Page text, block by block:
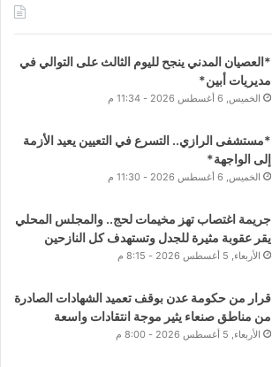
*العصيان المدني ينجح لليوم الثالث على التوالي في
مديريات أبين*
الخميس, 6 أغسطس 2026 - 11:34 م
*مستشفى الرازي.. التسرع في التعيين يعيد الأزمة
إلى الواجهة*
الخميس, 6 أغسطس 2026 - 11:30 م
جريمة اغتصاب تهز مخيمات لحج.. والمجلس المحلي
يقر عقوبة مثيرة للجدل وتستهدف كل النازحين
الأربعاء, 5 أغسطس 2026 - 8:15 م
قرار من حكومة عدن بوقف تعميد الشهادات الصادرة
من مناطق صنعاء يثير موجة انتقادات واسعة
الأربعاء, 5 أغسطس 2026 - 8:00 م